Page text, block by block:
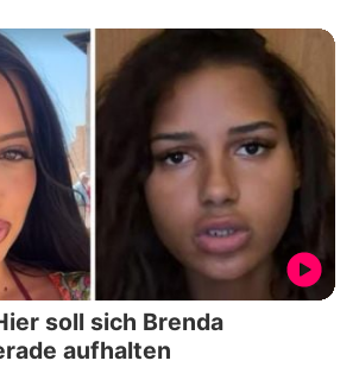
soll sich Brenda
aufhalten